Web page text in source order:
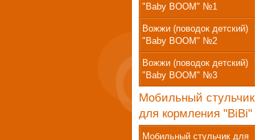
"Baby BOOM" №1
Вожжи (поводок детский)
"Baby BOOM" №2
Вожжи (поводок детский)
"Baby BOOM" №3
Мобильный стульчик
для кормления "BiBi"
Мобильный стульчик для